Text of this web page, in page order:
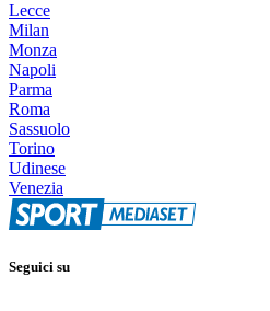
Lecce
Milan
Monza
Napoli
Parma
Roma
Sassuolo
Torino
Udinese
Venezia
Seguici su